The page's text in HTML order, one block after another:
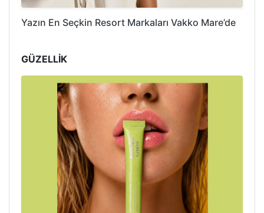
Yazın En Seçkin Resort Markaları Vakko Mare’de
GÜZELLİK